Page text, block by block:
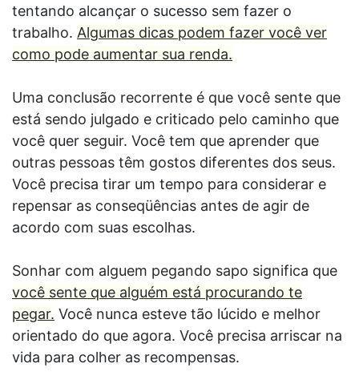
tentando alcançar o sucesso sem fazer o
trabalho. Algumas dicas podem fazer você ver
como pode aumentar sua renda.
Uma conclusão recorrente é que você sente que
está sendo julgado e criticado pelo caminho que
você quer seguir. Você tem que aprender que
outras pessoas têm gostos diferentes dos seus.
Você precisa tirar um tempo para considerar e
repensar as conseqüências antes de agir de
acordo com suas escolhas.
Sonhar com alguem pegando sapo significa que
você sente que alguém está procurando te
pegar. Você nunca esteve tão lúcido e melhor
orientado do que agora. Você precisa arriscar na
vida para colher as recompensas.